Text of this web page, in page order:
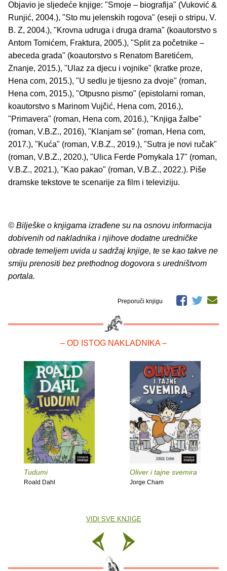
Objavio je sljedeće knjige: "Smoje – biografija" (Vuković &
Runjić, 2004.), "Sto mu jelenskih rogova" (eseji o stripu, V.
B. Z, 2004.), "Krovna udruga i druga drama" (koautorstvo s
Antom Tomićem, Fraktura, 2005.), "Split za početnike –
abeceda grada" (koautorstvo s Renatom Baretićem,
Znanje, 2015.), "Ulaz za djecu i vojnike" (kratke proze,
Hena com, 2015.), "U sedlu je tijesno za dvoje" (roman,
Hena com, 2015.), "Otpusno pismo" (epistolarni roman,
koautorstvo s Marinom Vujčić, Hena com, 2016.),
"Primavera" (roman, Hena com, 2016.), "Knjiga žalbe"
(roman, V.B.Z., 2016), "Klanjam se" (roman, Hena com,
2017.), "Kuća" (roman, V.B.Z., 2019.), "Sutra je novi ručak"
(roman, V.B.Z., 2020.), "Ulica Ferde Pomykala 17" (roman,
V.B.Z., 2021.), "Kao pakao" (roman, V.B.Z., 2022.). Piše
dramske tekstove te scenarije za film i televiziju.
© Bilješke o knjigama izrađene su na osnovu informacija
dobivenih od nakladnika i njihove dodatne uredničke
obrade temeljem uvida u sadržaj knjige, te se kao takve ne
smiju prenositi bez prethodnog dogovora s uredništvom
portala.
Preporuči knjigu
– OD ISTOG NAKLADNIKA –
Tudumi
Roald Dahl
Oliver i tajne svemira
Jorge Cham
VIDI SVE KNJIGE